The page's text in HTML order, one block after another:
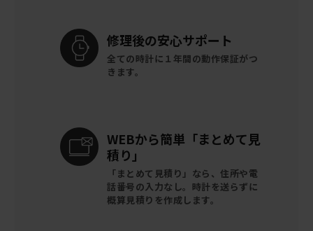
修理後の安心サポート
全ての時計に １年間の動作保証がつ
きます。
WEBから簡単 「まとめて見
積り」
「まとめて見積り」なら、住所や電
話番号の入力なし。時計を送らずに
概算見積りを作成します。